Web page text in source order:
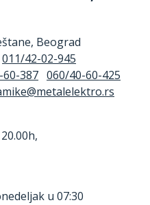
Beograd
011/42-02-945
387 060/40-60-425
u 07:30